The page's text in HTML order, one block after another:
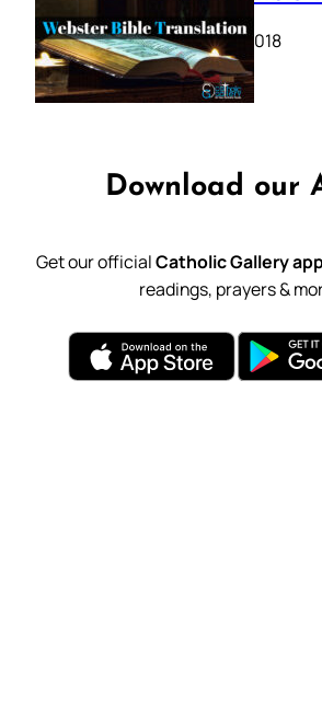
October 11, 2018
Download our
Get our officialCatholic Gallery
readings, prayers &